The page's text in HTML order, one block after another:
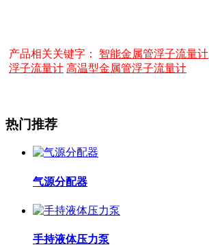
产品相关关键字： 智能金属管浮子流量计
浮子流量计 高温型金属管浮子流量计
热门推荐
气源分配器
手持液体压力泵